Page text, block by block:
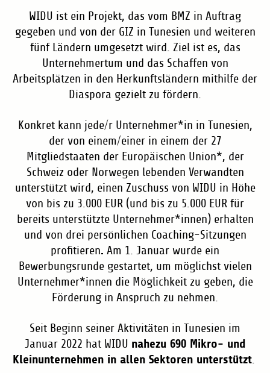
WIDU ist ein Projekt, das vom BMZ in Auftrag
gegeben und von der GIZ in Tunesien und weiteren
fünf Ländern umgesetzt wird. Ziel ist es, das
Unternehmertum und das Schaffen von
Arbeitsplätzen in den Herkunftsländern mithilfe der
Diaspora gezielt zu fördern.
Konkret kann jede/r Unternehmer*in in Tunesien,
der von einem/einer in einem der 27
Mitgliedstaaten der Europäischen Union*, der
Schweiz oder Norwegen lebenden Verwandten
unterstützt wird, einen Zuschuss von WIDU in Höhe
von bis zu 3.000 EUR (und bis zu 5.000 EUR für
bereits unterstützte Unternehmer*innen) erhalten
und von drei persönlichen Coaching-Sitzungen
profitieren. Am 1. Januar wurde ein
Bewerbungsrunde gestartet, um möglichst vielen
Unternehmer*innen die Möglichkeit zu geben, die
Förderung in Anspruch zu nehmen.
Seit Beginn seiner Aktivitäten in Tunesien im
Januar 2022 hat WIDU nahezu 690 Mikro- und
Kleinunternehmen in allen Sektoren unterstützt.